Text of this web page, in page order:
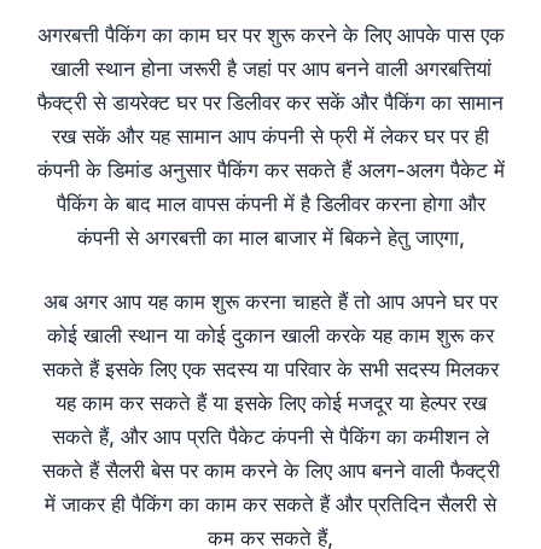
अगरबत्ती पैकिंग का काम घर पर शुरू करने के लिए आपके पास एक
खाली स्थान होना जरूरी है जहां पर आप बनने वाली अगरबत्तियां
फैक्ट्री से डायरेक्ट घर पर डिलीवर कर सकें और पैकिंग का सामान
रख सकें और यह सामान आप कंपनी से फ्री में लेकर घर पर ही
कंपनी के डिमांड अनुसार पैकिंग कर सकते हैं अलग-अलग पैकेट में
पैकिंग के बाद माल वापस कंपनी में है डिलीवर करना होगा और
कंपनी से अगरबत्ती का माल बाजार में बिकने हेतु जाएगा,
अब अगर आप यह काम शुरू करना चाहते हैं तो आप अपने घर पर
कोई खाली स्थान या कोई दुकान खाली करके यह काम शुरू कर
सकते हैं इसके लिए एक सदस्य या परिवार के सभी सदस्य मिलकर
यह काम कर सकते हैं या इसके लिए कोई मजदूर या हेल्पर रख
सकते हैं, और आप प्रति पैकेट कंपनी से पैकिंग का कमीशन ले
सकते हैं सैलरी बेस पर काम करने के लिए आप बनने वाली फैक्ट्री
में जाकर ही पैकिंग का काम कर सकते हैं और प्रतिदिन सैलरी से
कम कर सकते हैं,